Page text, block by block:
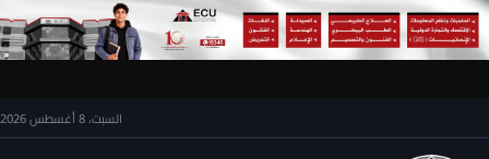
السبت، 8 أغسطس 2026